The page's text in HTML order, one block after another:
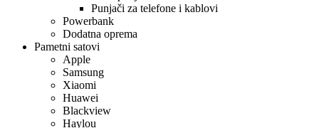
Punjači za telefone i kablovi
Powerbank
Dodatna oprema
Pametni satovi
Apple
Samsung
Xiaomi
Huawei
Blackview
Haylou